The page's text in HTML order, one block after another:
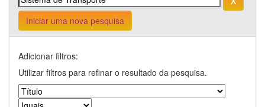
Iniciar uma nova pesquisa
Adicionar filtros:
Utilizar filtros para refinar o resultado da pesquisa.